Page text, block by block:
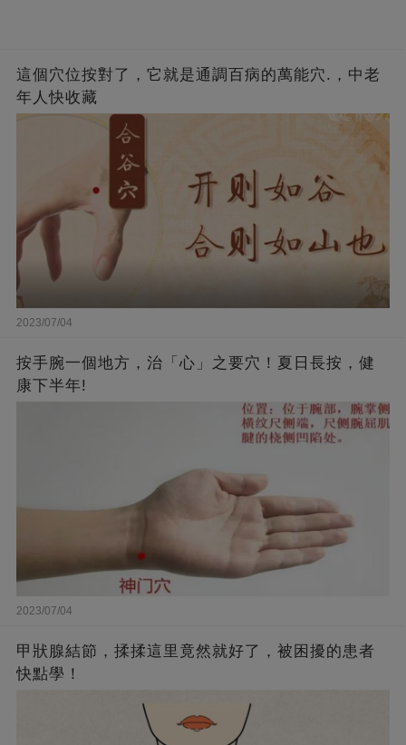
這個穴位按對了，它就是通調百病的萬能穴.，中老
年人快收藏
2023/07/04
按手腕一個地方，治「心」之要穴！夏日長按，健
康下半年!
2023/07/04
甲狀腺結節，揉揉這里竟然就好了，被困擾的患者
快點學！